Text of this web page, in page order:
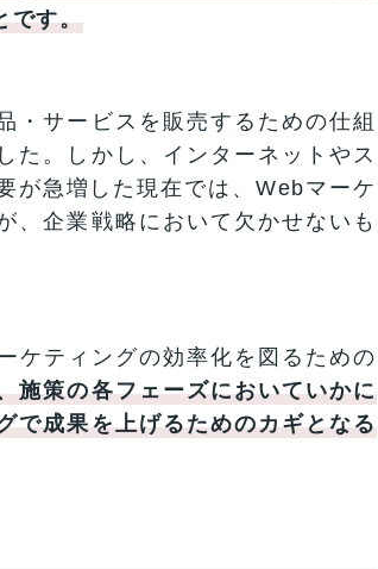
です。
・サービスを販売するための仕組
た。しかし、インターネットやス
が急増した現在では、Webマーケ
、企業戦略において欠かせないも
ケティングの効率化を図るための
施策の各フェーズにおいていかに
で成果を上げるためのカギとなる